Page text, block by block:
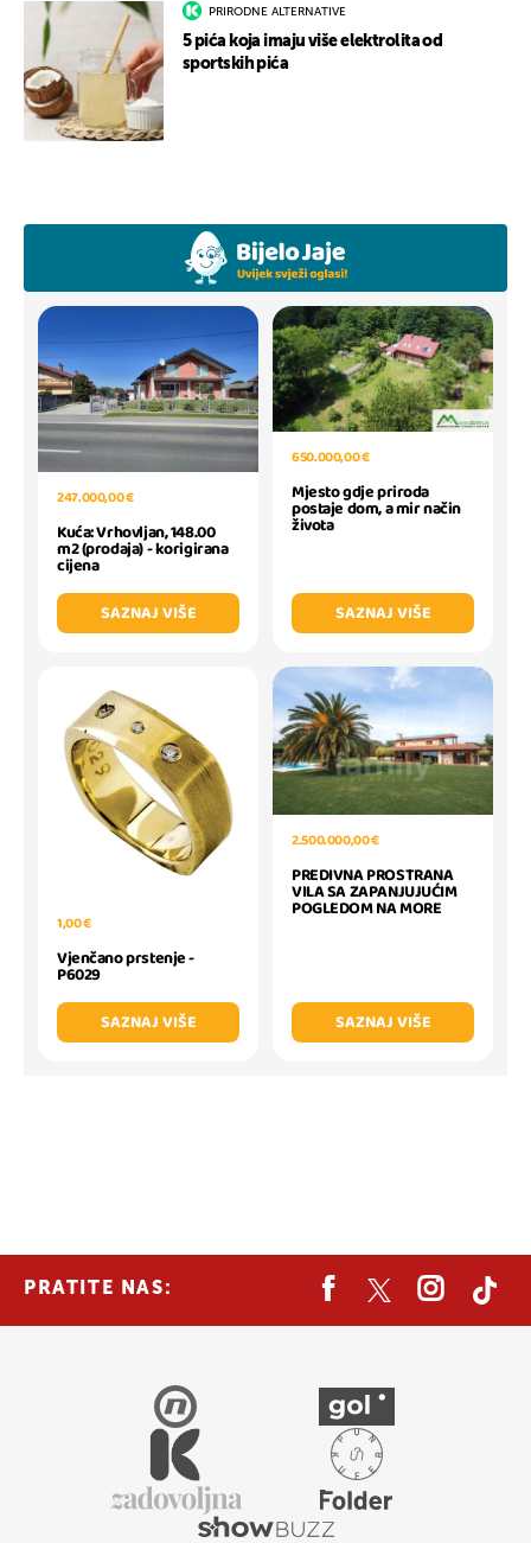
PRIRODNE ALTERNATIVE
5 pića koja imaju više elektrolita od
sportskih pića
247.000,00 €
Kuća: Vrhovljan, 148.00
m2 (prodaja) - korigirana
cijena
SAZNAJ VIŠE
650.000,00 €
Mjesto gdje priroda
postaje dom, a mir način
života
SAZNAJ VIŠE
1,00 €
Vjenčano prstenje -
P6029
SAZNAJ VIŠE
2.500.000,00 €
PREDIVNA PROSTRANA
VILA SA ZAPANJUJUĆIM
POGLEDOM NA MORE
SAZNAJ VIŠE
PRATITE NAS: